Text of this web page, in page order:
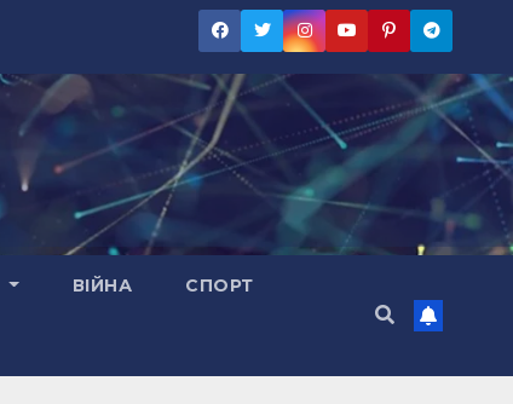
ВІЙНА СПОРТ